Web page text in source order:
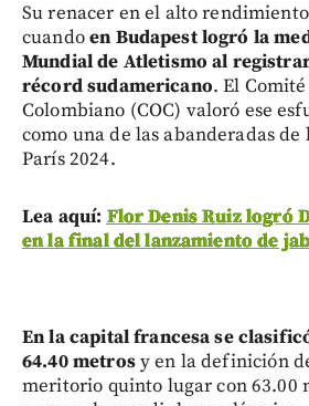
Su renacer en el alto
cuandoen Budapest logró la
Mundial de Atletismo al
récord sudamericano. El
Colombiano (COC) valoró ese
como una de las abanderadas
París 2024.
Lea aquí: Flor Denis Ruiz logró
en la final del lanzamiento de
En la capital francesa se
64.40 metrosy en la definición
meritorio quinto lugar con 63.00